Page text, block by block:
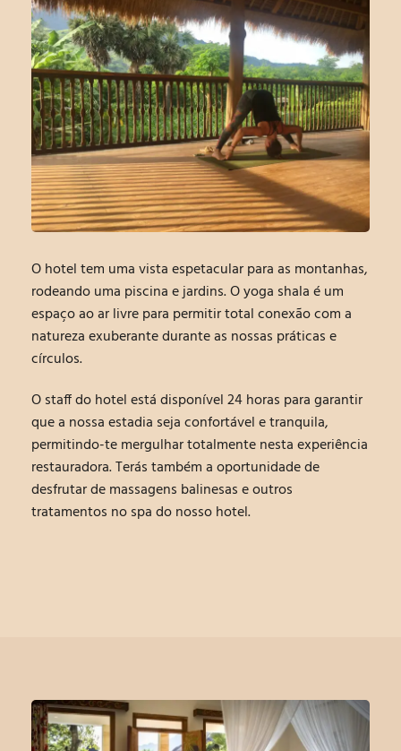
O hotel tem uma vista espetacular para as montanhas,
rodeando uma piscina e jardins. O yoga shala é um
espaço ao ar livre para permitir total conexão com a
natureza exuberante durante as nossas práticas e
círculos.
O staff do hotel está disponível 24 horas para garantir
que a nossa estadia seja confortável e tranquila,
permitindo-te mergulhar totalmente nesta experiência
restauradora. Terás também a oportunidade de
desfrutar de massagens balinesas e outros
tratamentos no spa do nosso hotel.